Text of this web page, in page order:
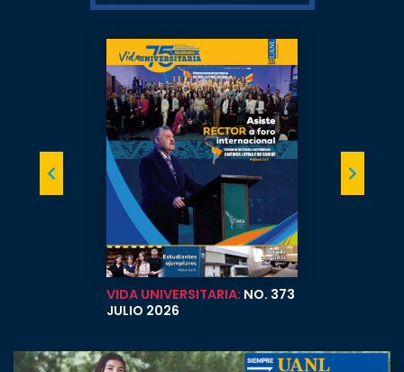
VIDA UNIVERSITARIA: NO. 373
JULIO 2026